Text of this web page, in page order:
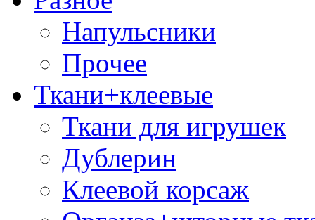
Напульсники
Прочее
Ткани+клеевые
Ткани для игрушек
Дублерин
Клеевой корсаж